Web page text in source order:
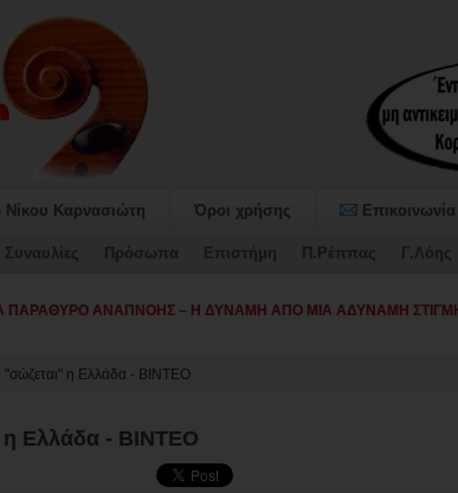
Νίκου Καρνασιώτη Όροι χρήσης Επικοινωνία
Συναυλίες Πρόσωπα Επιστήμη Π.Ρέππας Γ.Λόης
τον Προϋ-
"σώζεται" η Ελλάδα - ΒΙΝΤΕΟ
η Ελλάδα - ΒΙΝΤΕΟ